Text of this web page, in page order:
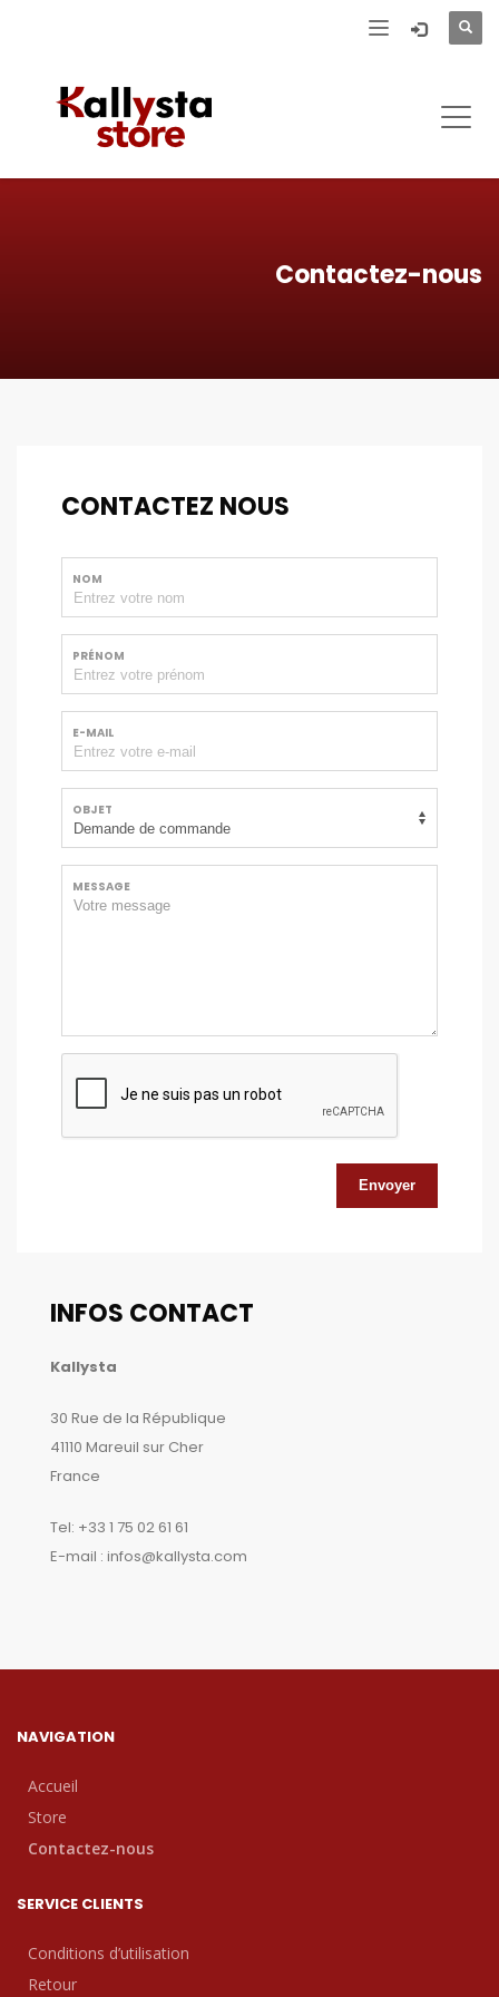
Contactez-nous
CONTACTEZ NOUS
NOM
PRÉNOM
E-MAIL
OBJET
MESSAGE
Envoyer
INFOS CONTACT
Kallysta
30 Rue de la République
41110 Mareuil sur Cher
France
Tel: +33 1 75 02 61 61
E-mail : infos@kallysta.com
NAVIGATION
Accueil
Store
Contactez-nous
SERVICE CLIENTS
Conditions d’utilisation
Retour